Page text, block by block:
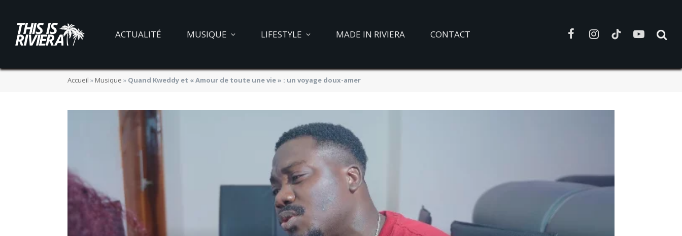
ACTUALITÉ MUSIQUE LIFESTYLE MADE IN RIVIERA CONTACT FacebookInstagramTikTokYouTube
Accueil » Musique » Quand Kweddy et « Amour de toute une vie » : un voyage doux-amer